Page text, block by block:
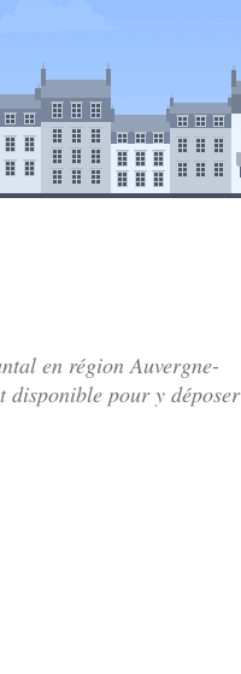
en région Auvergne-
disponible pour y déposer